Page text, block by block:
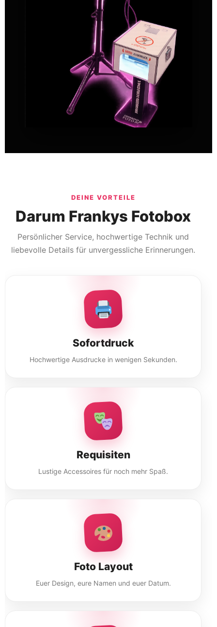
DEINE VORTEILE
Darum Frankys Fotobox
Persönlicher Service, hochwertige Technik und
liebevolle Details für unvergessliche Erinnerungen.
Sofortdruck
Hochwertige Ausdrucke in wenigen Sekunden.
Requisiten
Lustige Accessoires für noch mehr Spaß.
Foto Layout
Euer Design, eure Namen und euer Datum.